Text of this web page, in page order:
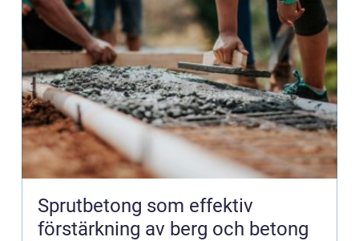
Sprutbetong som effektiv
förstärkning av berg och betong